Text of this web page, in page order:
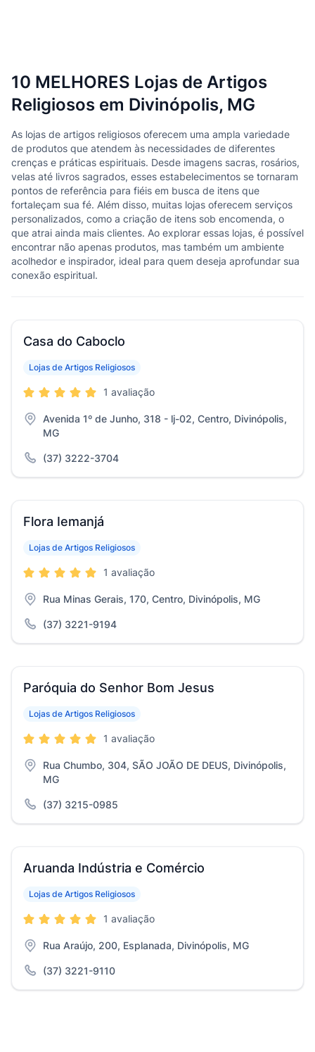
10 MELHORES Lojas de Artigos
Religiosos em Divinópolis, MG
As lojas de artigos religiosos oferecem uma ampla variedade
de produtos que atendem às necessidades de diferentes
crenças e práticas espirituais. Desde imagens sacras, rosários,
velas até livros sagrados, esses estabelecimentos se tornaram
pontos de referência para fiéis em busca de itens que
fortaleçam sua fé. Além disso, muitas lojas oferecem serviços
personalizados, como a criação de itens sob encomenda, o
que atrai ainda mais clientes. Ao explorar essas lojas, é possível
encontrar não apenas produtos, mas também um ambiente
acolhedor e inspirador, ideal para quem deseja aprofundar sua
conexão espiritual.
Casa do Caboclo
Lojas de Artigos Religiosos
1 avaliação
Avenida 1º de Junho, 318 - lj-02, Centro, Divinópolis,
MG
(37) 3222-3704
Flora Iemanjá
Lojas de Artigos Religiosos
1 avaliação
Rua Minas Gerais, 170, Centro, Divinópolis, MG
(37) 3221-9194
Paróquia do Senhor Bom Jesus
Lojas de Artigos Religiosos
1 avaliação
Rua Chumbo, 304, SÃO JOÃO DE DEUS, Divinópolis,
MG
(37) 3215-0985
Aruanda Indústria e Comércio
Lojas de Artigos Religiosos
1 avaliação
Rua Araújo, 200, Esplanada, Divinópolis, MG
(37) 3221-9110